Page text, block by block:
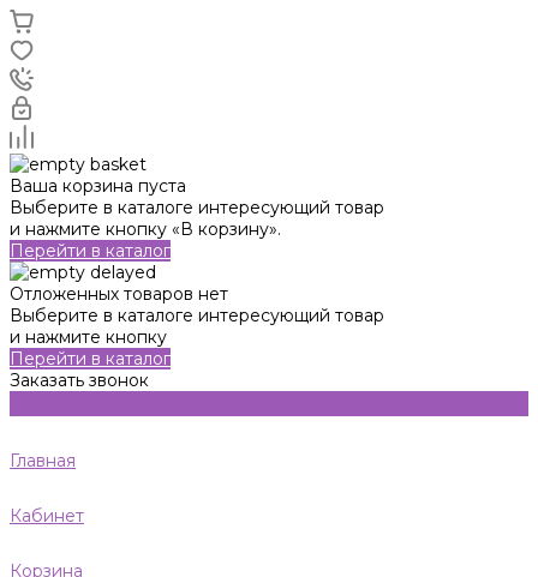
Ваша корзина пуста
Выберите в каталоге интересующий товар
и нажмите кнопку «В корзину».
Перейти в каталог
Отложенных товаров нет
Выберите в каталоге интересующий товар
и нажмите кнопку
Перейти в каталог
Заказать звонок
Главная
Кабинет
Корзина